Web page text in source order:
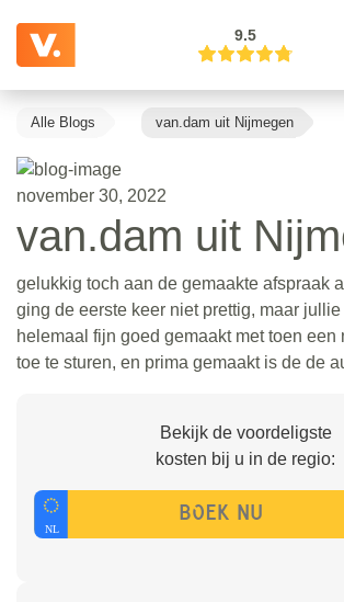
9.5
Alle Blogs van.dam uit Nijmegen
november 30, 2022
van.dam uit
gelukkig toch aan de gemaakte afspraak
ging de eerste keer niet prettig, maar
helemaal fijn goed gemaakt met toen een
toe te sturen, en prima gemaakt is de de
Bekijk de voordeligste
kosten bij u in de regio: